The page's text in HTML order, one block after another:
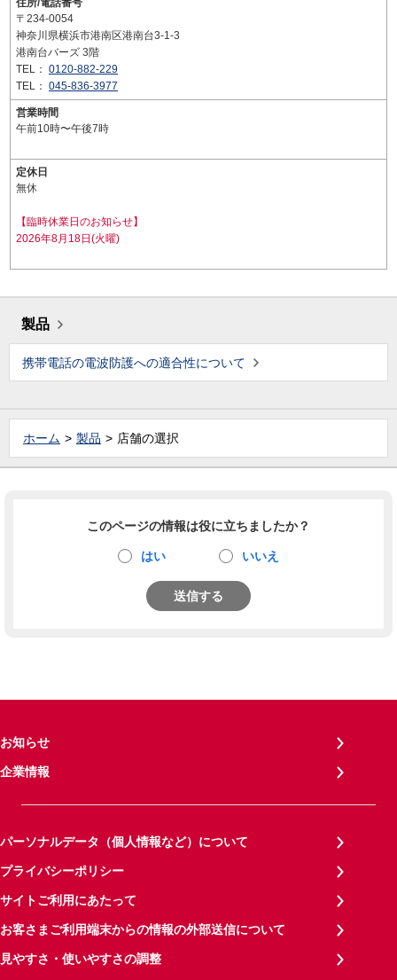
住所/電話番号
〒234-0054
神奈川県横浜市港南区港南台3-1-3
港南台バーズ 3階
TEL： 0120-882-229
TEL： 045-836-3977
営業時間
午前10時〜午後7時
定休日
無休
【臨時休業日のお知らせ】
2026年8月18日(火曜)
製品
携帯電話の電波防護への適合性について
ホーム 製品 店舗の選択
このページの情報は役に立ちましたか？
はい いいえ
送信する
お知らせ
企業情報
パーソナルデータ（個人情報など）について
プライバシーポリシー
サイトご利用にあたって
お客さまご利用端末からの情報の外部送信について
見やすさ・使いやすさの調整